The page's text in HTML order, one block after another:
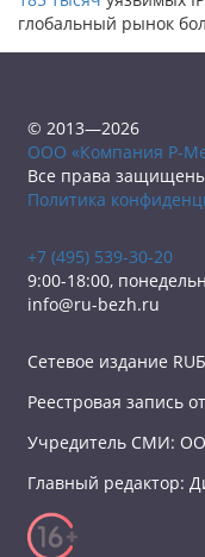
глобальный рынок
© 2013—2026
ООО «Компания Р-
Все права
Политика
+7 (495) 539-30-20
9:00-18:00,
info@ru-bezh.ru
Сетевое издание
Реестровая запись
Учредитель СМИ:
Главный редактор: